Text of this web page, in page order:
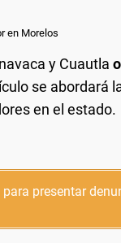
en Morelos
y Cuautla
se abordará
en el estado.
presentar